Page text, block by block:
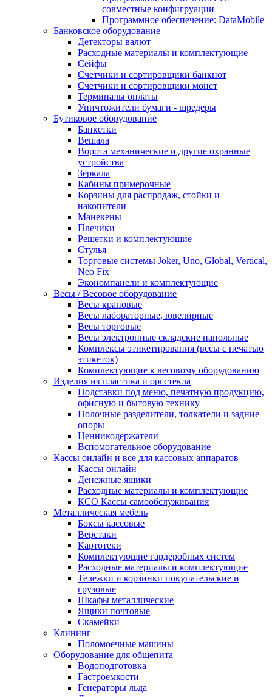
совместные конфигруации
Программное обеспечение: DataMobile
Банковское оборудование
Детекторы валют
Расходные материалы и комплектующие
Сейфы
Счетчики и сортировщики банкнот
Счетчики и сортировщики монет
Терминалы оплаты
Уничтожители бумаги - шредеры
Бутиковое оборудование
Банкетки
Вешала
Ворота механические и другие охранные
устройства
Зеркала
Кабины примерочные
Корзины для распродаж, стойки и
накопители
Манекены
Плечики
Решетки и комплектующие
Стулья
Торговые системы Joker, Uno, Global, Vertical,
Neo Fix
Экономпанели и комплектующие
Весы / Весовое оборудование
Весы крановые
Весы лабораторные, ювелирные
Весы торговые
Весы электронные складские напольные
Комплексы этикетирования (весы с печатью
этикеток)
Комплектующие к весовому оборудованию
Изделия из пластика и оргстекла
Подставки под меню, печатную продукцию,
офисную и бытовую технику
Полочные разделители, толкатели и задние
опоры
Ценникодержатели
Вспомогательное оборудование
Кассы онлайн и все для кассовых аппаратов
Кассы онлайн
Денежные ящики
Расходные материалы и комплектующие
КСО Кассы самообслуживания
Металлическая мебель
Боксы кассовые
Верстаки
Картотеки
Комплектующие гардеробных систем
Расходные материалы и комплектующие
Тележки и корзинки покупательские и
грузовые
Шкафы металлические
Ящики почтовые
Скамейки
Клининг
Поломоечные машины
Оборудование для общепита
Водоподготовка
Гастроемкости
Генераторы льда